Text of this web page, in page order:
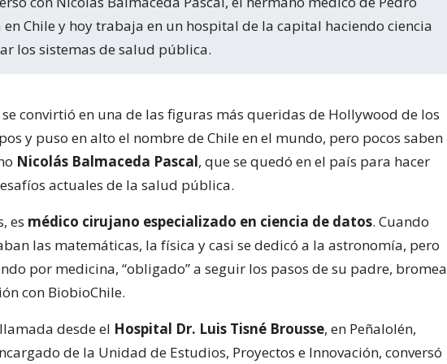
en Chile y hoy trabaja en un hospital de la capital haciendo ciencia
los sistemas de salud pública.
se convirtió en una de las figuras más queridas de Hollywood de los
y puso en alto el nombre de Chile en el mundo, pero pocos saben
Nicolás Balmaceda Pascal, que se quedó en el país para hacer
actuales de la salud pública.
es médico cirujano especializado en ciencia de datos. Cuando
las matemáticas, la física y casi se dedicó a la astronomía, pero
por medicina, “obligado” a seguir los pasos de su padre, bromea
con BiobioChile.
desde el Hospital Dr. Luis Tisné Brousse, en Peñalolén,
de la Unidad de Estudios, Proyectos e Innovación, conversó